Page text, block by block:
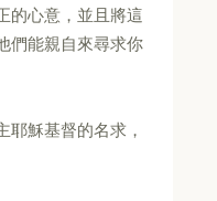
的心意，並且將這
們能親自來尋求你
耶穌基督的名求，